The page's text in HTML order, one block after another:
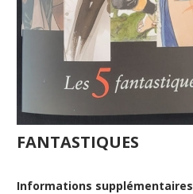
FANTASTIQUES
Informations supplémentaires